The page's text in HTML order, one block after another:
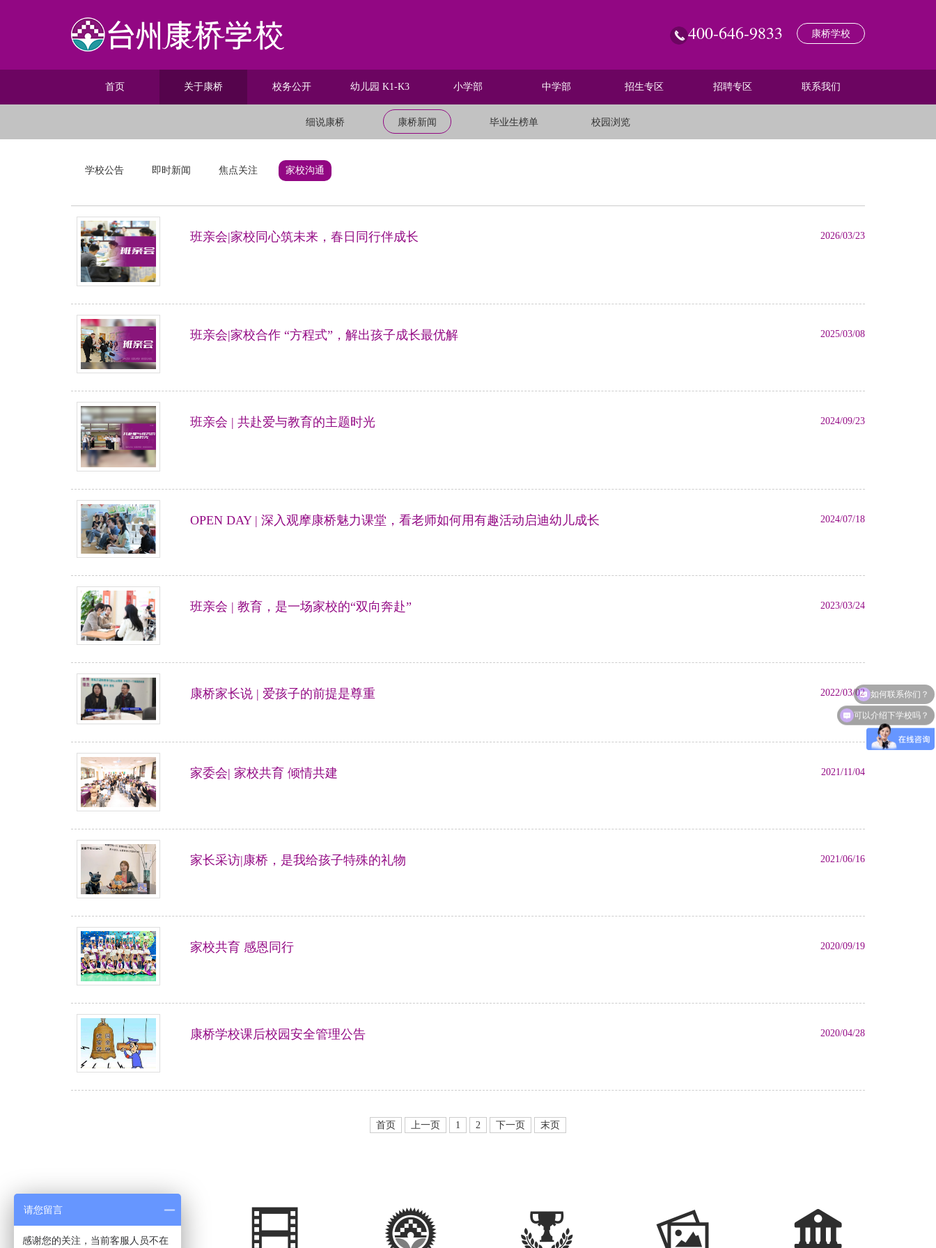
400-646-9833 康桥学校
首页 关于康桥 校务公开 幼儿园 K1-K3 小学部 中学部 招生专区 招聘专区 联系我们
细说康桥 康桥新闻 毕业生榜单 校园浏览
学校公告 即时新闻 焦点关注 家校沟通
班亲会|家校同心筑未来，春日同行伴成长 2026/03/23
班亲会|家校合作 “方程式”，解出孩子成长最优解 2025/03/08
班亲会 | 共赴爱与教育的主题时光 2024/09/23
OPEN DAY | 深入观摩康桥魅力课堂，看老师如何用有趣活动启迪幼儿成长 2024/07/18
班亲会 | 教育，是一场家校的“双向奔赴” 2023/03/24
康桥家长说 | 爱孩子的前提是尊重 2022/03/02
家委会| 家校共育 倾情共建 2021/11/04
家长采访|康桥，是我给孩子特殊的礼物 2021/06/16
家校共育 感恩同行 2020/09/19
康桥学校课后校园安全管理公告 2020/04/28
首页 上一页 1 2 下一页 末页
可以介绍下学校吗？
请您留言
感谢您的关注，当前客服人员不在